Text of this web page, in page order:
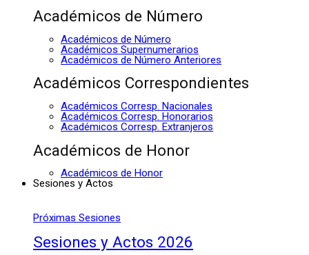
Académicos de Número
Académicos de Número
Académicos Supernumerarios
Académicos de Número Anteriores
Académicos Correspondientes
Académicos Corresp. Nacionales
Académicos Corresp. Honorarios
Académicos Corresp. Extranjeros
Académicos de Honor
Académicos de Honor
Sesiones y Actos
Próximas Sesiones
Sesiones y Actos 2026